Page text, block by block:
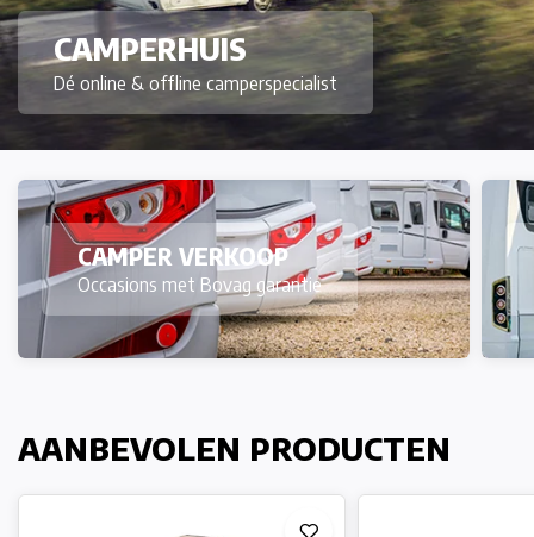
CAMPERHUIS
Dé online & offline camperspecialist
CAMPER VERKOOP
Occasions met Bovag garantie
AANBEVOLEN PRODUCTEN